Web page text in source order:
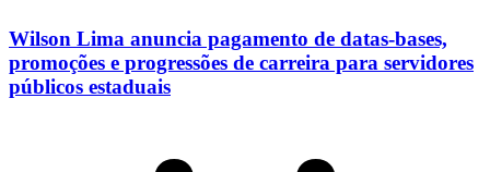
Wilson Lima anuncia pagamento de datas-bases,
promoções e progressões de carreira para servidores
públicos estaduais